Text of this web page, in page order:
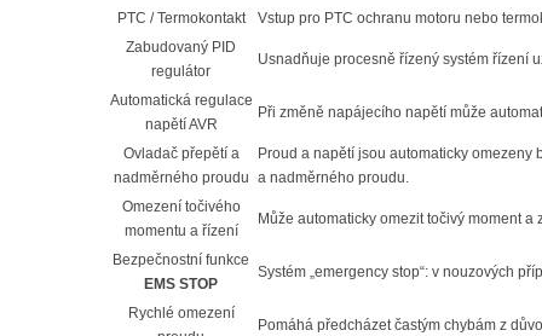
PTC / Termokontakt
Vstup pro PTC ochranu motoru nebo
Zabudovaný PID
regulátor
Usnadňuje procesně řízený systém řízení
Automatická regulace
napětí AVR
Při změně napájecího napětí může
Ovladač přepětí a
nadměrného proudu
Proud a napětí jsou automaticky
a nadměrného proudu.
Omezení točivého
momentu a řízení
Může automaticky omezit točivý moment
Bezpečnostní funkce
EMS STOP
Systém „emergency stop“: v nouzových
Rychlé omezení
Pomáhá předcházet častým chybám z